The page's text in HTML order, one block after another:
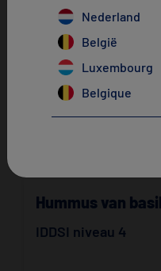
Hummus van
IDDSI niveau 4
Nederland
België
Luxembourg
Belgique